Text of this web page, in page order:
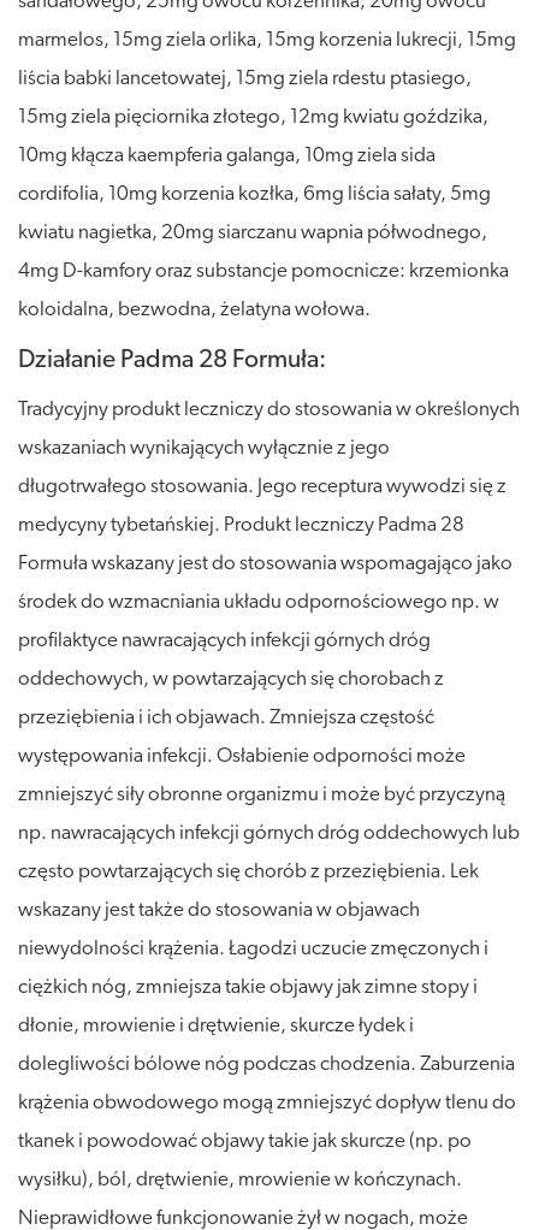
marmelos, 15mg ziela orlika, 15mg korzenia lukrecji, 15mg
liścia babki lancetowatej, 15mg ziela rdestu ptasiego,
15mg ziela pięciornika złotego, 12mg kwiatu goździka,
10mg kłącza kaempferia galanga, 10mg ziela sida
cordifolia, 10mg korzenia kozłka, 6mg liścia sałaty, 5mg
kwiatu nagietka, 20mg siarczanu wapnia półwodnego,
4mg D-kamfory oraz substancje pomocnicze: krzemionka
koloidalna, bezwodna, żelatyna wołowa.
Działanie Padma 28 Formuła:
Tradycyjny produkt leczniczy do stosowania w określonych
wskazaniach wynikających wyłącznie z jego
długotrwałego stosowania. Jego receptura wywodzi się z
medycyny tybetańskiej. Produkt leczniczy Padma 28
Formuła wskazany jest do stosowania wspomagająco jako
środek do wzmacniania układu odpornościowego np. w
profilaktyce nawracających infekcji górnych dróg
oddechowych, w powtarzających się chorobach z
przeziębienia i ich objawach. Zmniejsza częstość
występowania infekcji. Osłabienie odporności może
zmniejszyć siły obronne organizmu i może być przyczyną
np. nawracających infekcji górnych dróg oddechowych lub
często powtarzających się chorób z przeziębienia. Lek
wskazany jest także do stosowania w objawach
niewydolności krążenia. Łagodzi uczucie zmęczonych i
ciężkich nóg, zmniejsza takie objawy jak zimne stopy i
dłonie, mrowienie i drętwienie, skurcze łydek i
dolegliwości bólowe nóg podczas chodzenia. Zaburzenia
krążenia obwodowego mogą zmniejszyć dopływ tlenu do
tkanek i powodować objawy takie jak skurcze (np. po
wysiłku), ból, drętwienie, mrowienie w kończynach.
Nieprawidłowe funkcjonowanie żył w nogach, może